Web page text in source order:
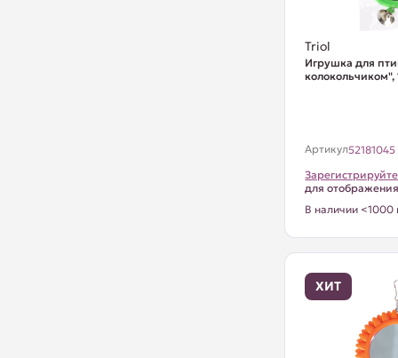
Triol
Игрушка для
Артикул52181045
для
В наличии <1000
ХИТ